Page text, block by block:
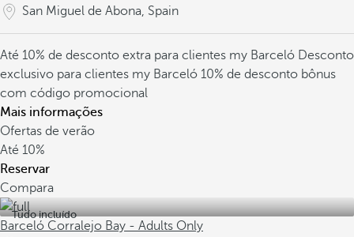
San Miguel de Abona, Spain
Até 10% de desconto extra para clientes my Barceló Desconto
exclusivo para clientes my Barceló 10% de desconto bônus
com código promocional
Mais informações
Ofertas de verão
Até 10%
Reservar
Compara
Tudo incluído
Barceló Corralejo Bay - Adults Only